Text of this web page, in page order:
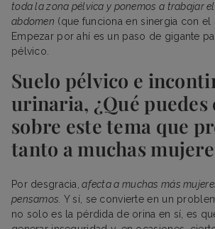
toda la zona pélvica y ponemos a trabajar
abdomen (que funciona en sinergia con el
Empezar por ahí es un paso de gigante
pélvico.
Suelo pélvico e
urinaria, ¿Qué puedes
sobre este tema que
tanto a muchas
Por desgracia, afecta a muchas más
pensamos. Y sí, se convierte en un
no solo es la pérdida de orina en sí, es